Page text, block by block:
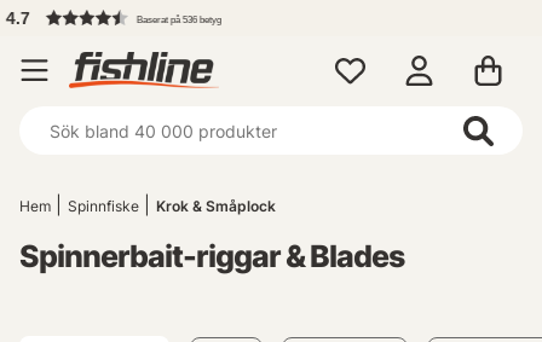
Hem Spinnfiske Krok & Småplock
Spinnerbait-riggar & Blades